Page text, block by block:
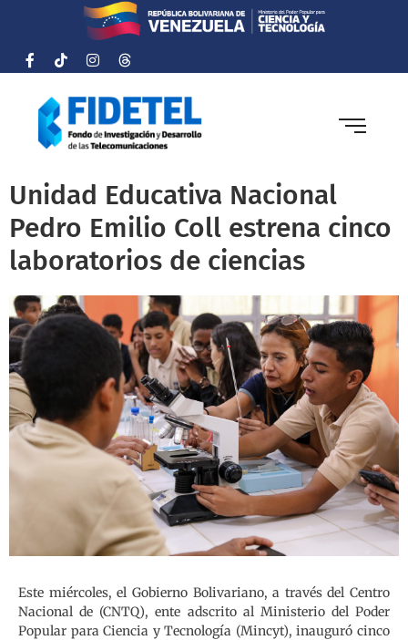
Unidad Educativa Nacional
Pedro Emilio Coll estrena cinco
laboratorios de ciencias
Este miércoles, el Gobierno Bolivariano, a través del Centro
Nacional de (CNTQ), ente adscrito al Ministerio del Poder
Popular para Ciencia y Tecnología (Mincyt), inauguró cinco